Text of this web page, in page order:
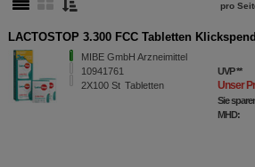
pro
LACTOSTOP 3.300 FCC Tabletten
MIBE GmbH Arzneimittel
10941761
2X100 St Tabletten
UVP**
Unser
Sie
MHD: